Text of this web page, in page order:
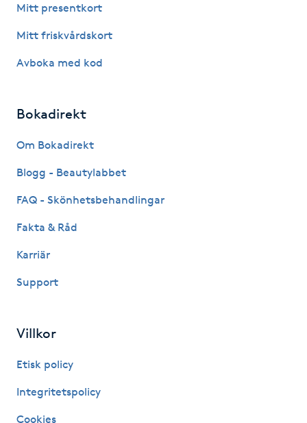
Luggklippning
Läpptatuering
Makeup
Manikyr & Pedikyr
Medial vägledning
Meditation
Medium
Mitt presentkort
Mitt friskvårdskort
Avboka med kod
Bokadirekt
Om Bokadirekt
Blogg - Beautylabbet
FAQ - Skönhetsbehandlingar
Fakta & Råd
Karriär
Support
Villkor
Etisk policy
Integritetspolicy
Cookies